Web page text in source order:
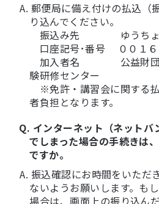
A. 郵便局に備え付けの払込（
り込んでください。
振込み先 ゆうちょ
口座記号･番号 ００１
加入者名 公益財団法
験研修センター
※免許・講習会に関する
者負担となります。
Q. インターネット（ネットバ
でしまった場合の手続きは
ですか。
A. 振込確認にお時間をいただ
ないようお願いします。も
場合は、画面上の振り込ん